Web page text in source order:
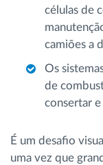
células de
camiões a
Os
de
consertar
É um desafio
uma vez que